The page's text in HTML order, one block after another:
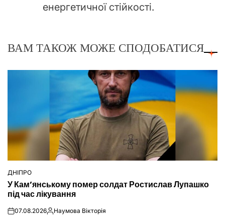
енергетичної стійкості.
ВАМ ТАКОЖ МОЖЕ СПОДОБАТИСЯ
ОПУБЛІКУВАТИ
У
ДНІПРО
У Кам’янському помер солдат Ростислав Лупашко
під час лікування
on07.08.2026Опубліковано
Наумова Вікторія